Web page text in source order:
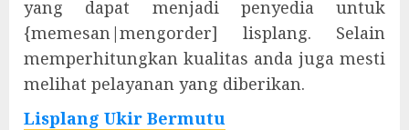
yang dapat menjadi penyedia untuk
{memesan|mengorder] lisplang. Selain
memperhitungkan kualitas anda juga mesti
melihat pelayanan yang diberikan.
Lisplang Ukir Bermutu